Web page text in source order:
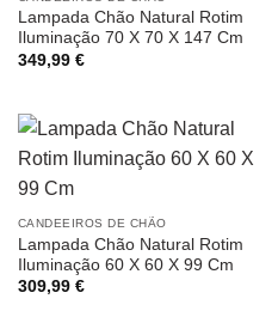
Lampada Chão Natural Rotim
Iluminação 70 X 70 X 147 Cm
349,99 €
CANDEEIROS DE CHÃO
Lampada Chão Natural Rotim
Iluminação 60 X 60 X 99 Cm
309,99 €